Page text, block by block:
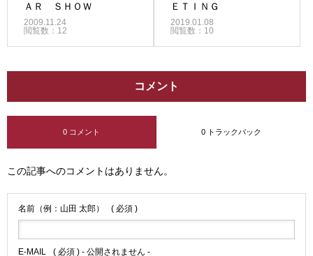
ＡＲ ＳＨＯＷ
2009.11.24
閲覧数：12
ＥＴＩＮＧ
2019.01.08
閲覧数：10
コメント
0 コメント 0 トラックバック
この記事へのコメントはありません。
名前（例：山田 太郎） ( 必須 )
E-MAIL ( 必須 ) - 公開されません -